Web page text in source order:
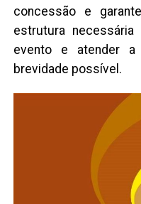
concessão e
estrutura
evento e atender a
brevidade possível.